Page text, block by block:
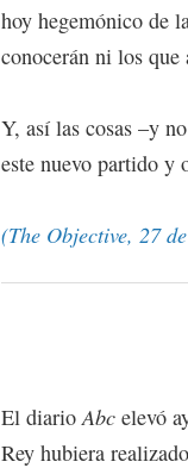
hoy hegemónico de
conocerán ni los que
Y, así las cosas –y
este nuevo partido y
(The Objective, 27
El diarioAbcelevó
Rey hubiera